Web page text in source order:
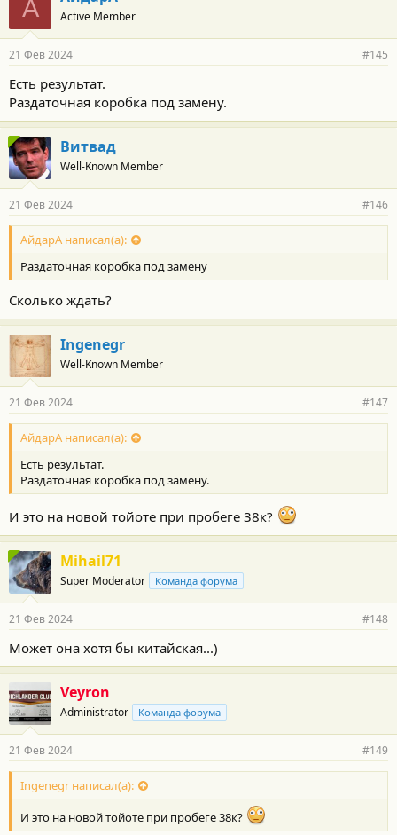
А Active Member
21 Фев 2024 #145
Есть результат.
Раздаточная коробка под замену.
Витвад
Well-Known Member
21 Фев 2024 #146
АйдарА написал(а):
Раздаточная коробка под замену
Сколько ждать?
Ingenegr
Well-Known Member
21 Фев 2024 #147
АйдарА написал(а):
Есть результат.
Раздаточная коробка под замену.
И это на новой тойоте при пробеге 38к?
Mihail71
Super Moderator Команда форума
21 Фев 2024 #148
Может она хотя бы китайская...)
Veyron
Administrator Команда форума
21 Фев 2024 #149
Ingenegr написал(а):
И это на новой тойоте при пробеге 38к?